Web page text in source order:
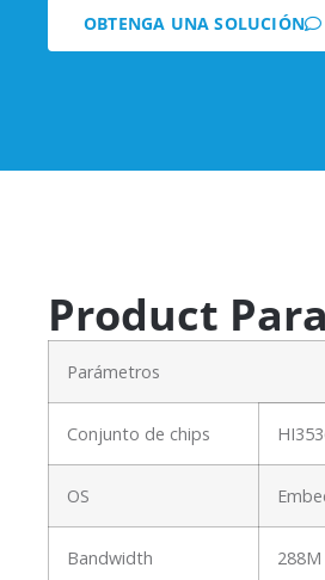
OBTENGA UNA SOLUCIÓN
Product
Parámetros
Conjunto de chips
OS
Bandwidth 288M